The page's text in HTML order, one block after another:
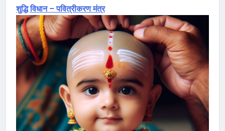
शुद्धि विधान – पवित्रीकरण मंत्र